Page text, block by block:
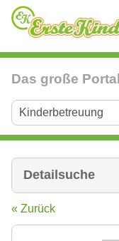
Das große
Detailsuche
« Zurück